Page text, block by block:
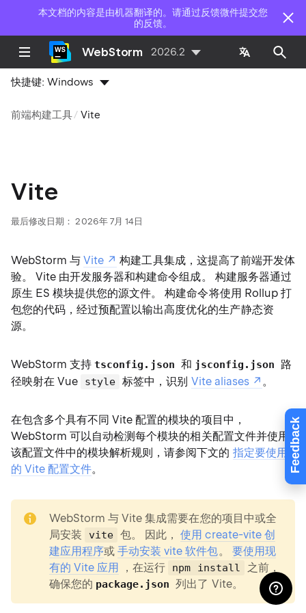
本文档的内容是由机器翻译的。请通过反馈微件提交您
的反馈。
Feedback
WebStorm 2026.2
快捷键:Windows
前端构建工具 Vite
Vite
最后修改日期： 2026年 7月 14日
WebStorm 与Vite
构建工具集成，这提高了前端开发体
验。 Vite 由开发服务器和构建命令组成。 构建服务器通过
原生 ES 模块提供您的源文件。 构建命令将使用 Rollup 打
包您的代码，经过预配置以输出高度优化的生产静态资
源。
WebStorm 支持tsconfig.json 和 jsconfig.json 路
径映射在 Vue
style 标签中，识别 Vite aliases 。
在包含多个具有不同 Vite 配置的模块的项目中，
WebStorm 可以自动检测每个模块的相关配置文件并使用
该配置文件中的模块解析规则，请参阅下文的 指定要使用
的 Vite 配置文件。
WebStorm 与 Vite 集成需要在您的项目中或全
局安装
vite 包。 因此，使用 create-vite 创
建应用程序或手动安装 vite 软件包。 要使用现
有的 Vite 应用
，在运行 npm install
之前，
确保您的 package.json列出了 Vite。